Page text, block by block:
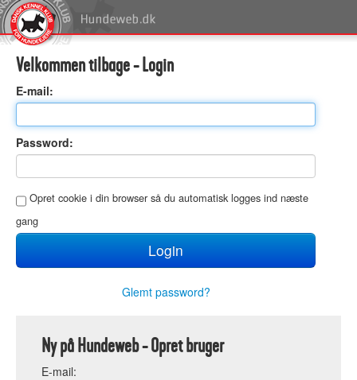
Velkommen tilbage - Login
E-mail:
Password:
Opret cookie i din browser så du automatisk logges ind næste
gang
Glemt password?
Ny på Hundeweb - Opret bruger
E-mail: